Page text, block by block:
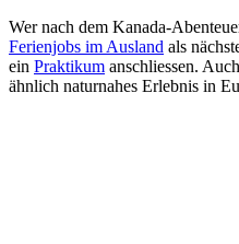
Wer nach dem Kanada-
Ferienjobs im Ausland als
ein Praktikum anschliessen. Auch
ähnlich naturnahes Erlebnis in